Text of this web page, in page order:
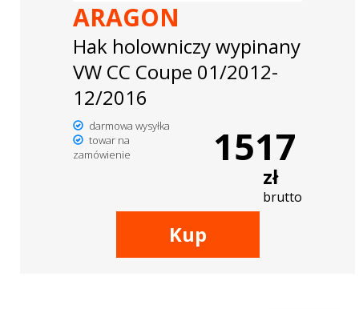
ARAGON
Hak holowniczy wypinany
VW CC Coupe 01/2012-
12/2016
darmowa wysyłka
towar na
zamówienie
1517
zł
brutto
Kup